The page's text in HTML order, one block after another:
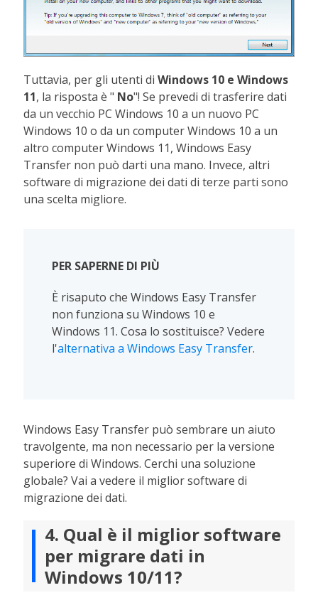
Tuttavia, per gli utenti diWindows 10 e Windows
11, la risposta è " No"! Se prevedi di trasferire dati
da un vecchio PC Windows 10 a un nuovo PC
Windows 10 o da un computer Windows 10 a un
altro computer Windows 11, Windows Easy
Transfer non può darti una mano. Invece, altri
software di migrazione dei dati di terze parti sono
una scelta migliore.
PER SAPERNE DI PIÙ
È risaputo che Windows Easy Transfer
non funziona su Windows 10 e
Windows 11. Cosa lo sostituisce? Vedere
l'alternativa a Windows Easy Transfer.
Windows Easy Transfer può sembrare un aiuto
travolgente, ma non necessario per la versione
superiore di Windows. Cerchi una soluzione
globale? Vai a vedere il miglior software di
migrazione dei dati.
4. Qual è il miglior software
per migrare dati in
Windows 10/11?